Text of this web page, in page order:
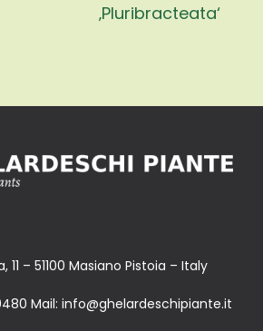
‚Pluribracteata‘
– 51100 Masiano Pistoia – Italy
Mail: info@ghelardeschipiante.it